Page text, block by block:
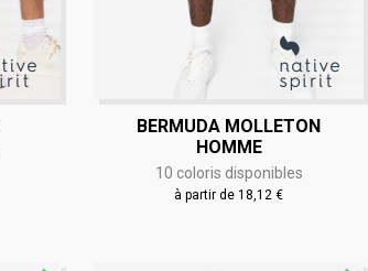
BERMUDA MOLLETON
HOMME
10 coloris disponibles
à partir de 18,12 €